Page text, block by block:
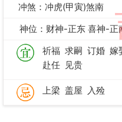
冲煞：冲虎(甲寅)煞南
神位：财神-正东 喜神-
祈福 求嗣 订婚 嫁
赴任 见贵
上梁 盖屋 入殓